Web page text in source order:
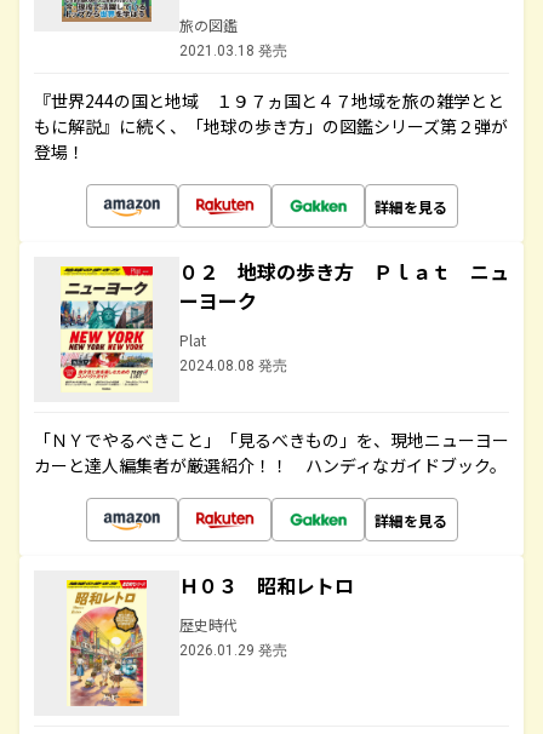
旅の図鑑
2021.03.18 発売
『世界244の国と地域 １９７ヵ国と４７地域を旅の雑学とと
もに解説』に続く、「地球の歩き方」の図鑑シリーズ第２弾が
登場！
詳細を見る
０２ 地球の歩き方 Ｐｌａｔ ニュ
ーヨーク
Plat
2024.08.08 発売
「ＮＹでやるべきこと」「見るべきもの」を、現地ニューヨー
カーと達人編集者が厳選紹介！！ ハンディなガイドブック。
詳細を見る
Ｈ０３ 昭和レトロ
歴史時代
2026.01.29 発売